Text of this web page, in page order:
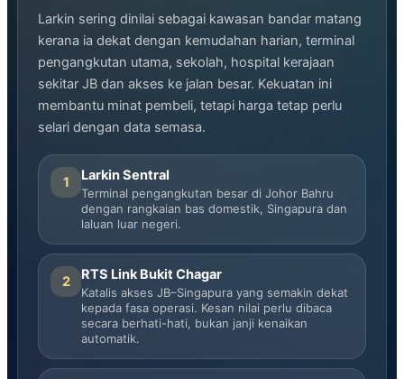
Larkin sering dinilai sebagai kawasan bandar matang
kerana ia dekat dengan kemudahan harian, terminal
pengangkutan utama, sekolah, hospital kerajaan
sekitar JB dan akses ke jalan besar. Kekuatan ini
membantu minat pembeli, tetapi harga tetap perlu
selari dengan data semasa.
1 Larkin Sentral
Terminal pengangkutan besar di Johor Bahru
dengan rangkaian bas domestik, Singapura dan
laluan luar negeri.
2 RTS Link Bukit Chagar
Katalis akses JB–Singapura yang semakin dekat
kepada fasa operasi. Kesan nilai perlu dibaca
secara berhati-hati, bukan janji kenaikan
automatik.